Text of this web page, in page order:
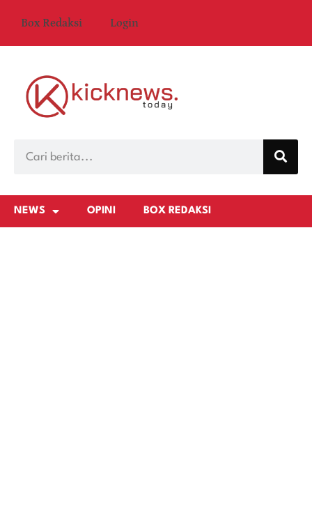
Box Redaksi Login
NEWS OPINI BOX REDAKSI